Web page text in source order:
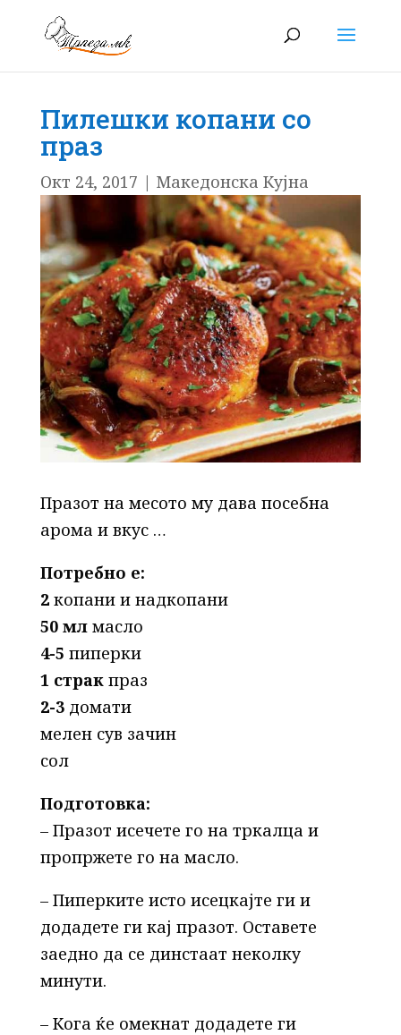
Пилешки копани со
праз
Окт 24, 2017 | Македонска Кујна
Празот на месото му дава посебна
арома и вкус …
Потребно е:
2копани и надкопани
50 млмасло
4-5 пиперки
1 стракпраз
2-3домати
мелен сув зачин
сол
Подготовка:
– Празот исечете го на тркалца и
пропржете го на масло.
– Пиперките исто исецкајте ги и
додадете ги кај празот. Оставете
заедно да се динстаат неколку
минути.
– Кога ќе омекнат додадете ги